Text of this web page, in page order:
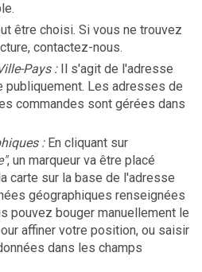
être choisi. Si vous ne trouvez
contactez-nous.
Pays : Il s'agit de l'adresse
publiquement. Les adresses de
commandes sont gérées dans
: En cliquant sur
, un marqueur va être placé
carte sur la base de l'adresse
géographiques renseignées
pouvez bouger manuellement le
affiner votre position, ou saisir
dans les champs